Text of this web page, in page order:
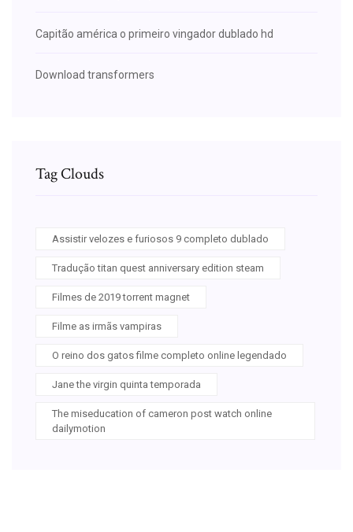
Capitão américa o primeiro vingador dublado hd
Download transformers
Tag Clouds
Assistir velozes e furiosos 9 completo dublado
Tradução titan quest anniversary edition steam
Filmes de 2019 torrent magnet
Filme as irmãs vampiras
O reino dos gatos filme completo online legendado
Jane the virgin quinta temporada
The miseducation of cameron post watch online
dailymotion